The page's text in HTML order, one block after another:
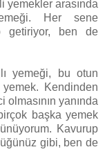
yemekler arasında
Her sene
getiriyor, ben de
yemeği, bu otun
Kendinden
yanında
başka yemek
Kavurup
gibi, ben de